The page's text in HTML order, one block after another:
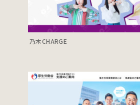
乃木CHARGE